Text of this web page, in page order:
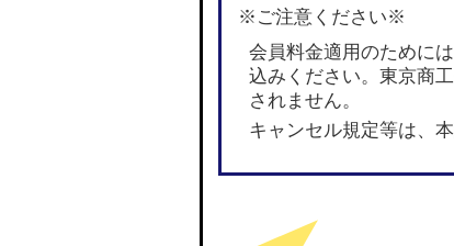
※ご注意ください※
会員料金適用のためには
込みください。東京商
されません。
キャンセル規定等は、